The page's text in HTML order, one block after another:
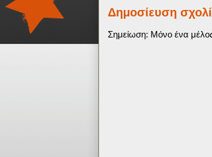
Δημοσίευση
Σημείωση: Μόνο ένα μέλος